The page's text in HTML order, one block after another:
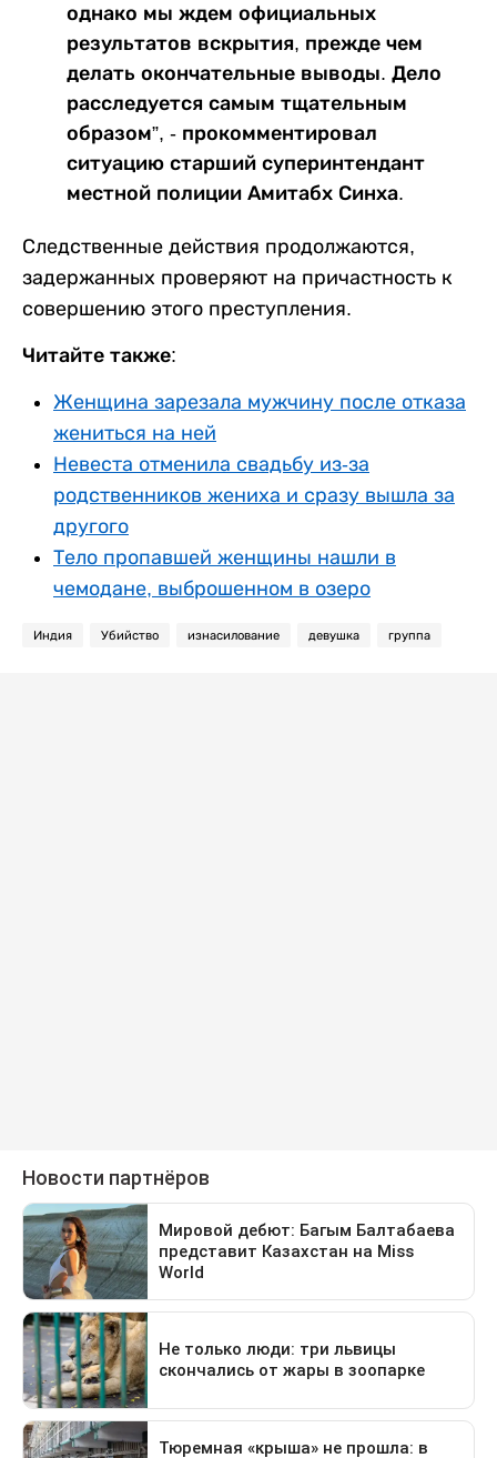
однако мы ждем официальных
результатов вскрытия, прежде чем
делать окончательные выводы. Дело
расследуется самым тщательным
образом”, - прокомментировал
ситуацию старший суперинтендант
местной полиции Амитабх Синха.
Следственные действия продолжаются,
задержанных проверяют на причастность к
совершению этого преступления.
Читайте также:
Женщина зарезала мужчину после отказа
жениться на ней
Невеста отменила свадьбу из-за
родственников жениха и сразу вышла за
другого
Тело пропавшей женщины нашли в
чемодане, выброшенном в озеро
Индия Убийство изнасилование девушка группа